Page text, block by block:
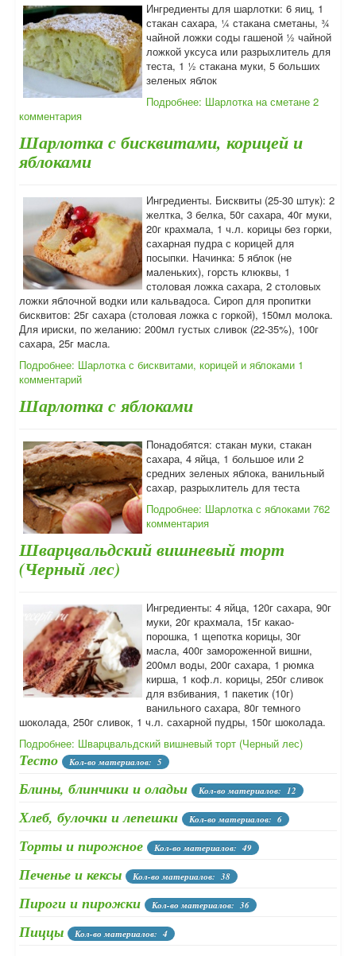
Ингредиенты для шарлотки: 6 яиц, 1
стакан сахара, ¼ стакана сметаны, ¾
чайной ложки соды гашеной ½ чайной
ложкой уксуса или разрыхлитель для
теста, 1 ½ стакана муки, 5 больших
зеленых яблок
Подробнее: Шарлотка на сметане 2
комментария
Шарлотка с бисквитами, корицей и
яблоками
Ингредиенты. Бисквиты (25-30 штук): 2
желтка, 3 белка, 50г сахара, 40г муки,
20г крахмала, 1 ч.л. корицы без горки,
сахарная пудра с корицей для
посыпки. Начинка: 5 яблок (не
маленьких), горсть клюквы, 1
столовая ложка сахара, 2 столовых
ложки яблочной водки или кальвадоса. Сироп для пропитки
бисквитов: 25г сахара (столовая ложка с горкой), 150мл молока.
Для ириски, по желанию: 200мл густых сливок (22-35%), 100г
сахара, 25г масла.
Подробнее: Шарлотка с бисквитами, корицей и яблоками 1
комментарий
Шарлотка с яблоками
Понадобятся: стакан муки, стакан
сахара, 4 яйца, 1 большое или 2
средних зеленых яблока, ванильный
сахар, разрыхлитель для теста
Подробнее: Шарлотка с яблоками 762
комментария
Шварцвальдский вишневый торт
(Черный лес)
Ингредиенты: 4 яйца, 120г сахара, 90г
муки, 20г крахмала, 15г какао-
порошка, 1 щепотка корицы, 30г
масла, 400г замороженной вишни,
200мл воды, 200г сахара, 1 рюмка
кирша, 1 коф.л. корицы, 250г сливок
для взбивания, 1 пакетик (10г)
ванильного сахара, 80г темного
шоколада, 250г сливок, 1 ч.л. сахарной пудры, 150г шоколада.
Подробнее: Шварцвальдский вишневый торт (Черный лес)
Тесто Кол-во материалов: 5
Блины, блинчики и оладьи Кол-во материалов: 12
Хлеб, булочки и лепешки Кол-во материалов: 6
Торты и пирожное Кол-во материалов: 49
Печенье и кексы Кол-во материалов: 38
Пироги и пирожки Кол-во материалов: 36
Пиццы Кол-во материалов: 4